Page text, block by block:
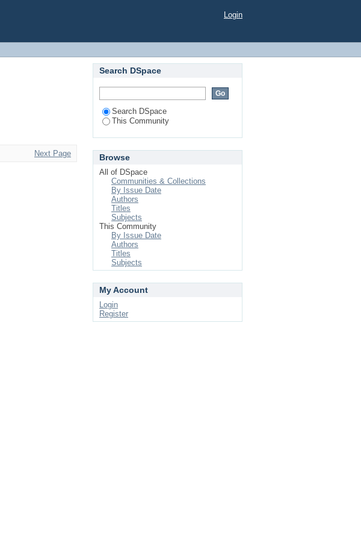
Login
Next Page
Search DSpace
Search DSpace
This Community
Browse
All of DSpace
Communities & Collections
By Issue Date
Authors
Titles
Subjects
This Community
By Issue Date
Authors
Titles
Subjects
My Account
Login
Register